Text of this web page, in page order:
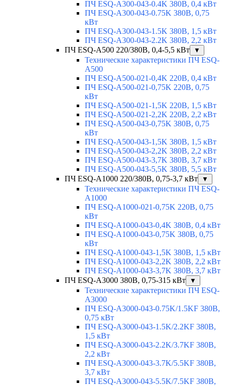
ПЧ ESQ-A300-043-0.4K 380В, 0,4 кВт
ПЧ ESQ-A300-043-0.75K 380В, 0,75
кВт
ПЧ ESQ-A300-043-1.5K 380В, 1,5 кВт
ПЧ ESQ-A300-043-2.2K 380В, 2,2 кВт
ПЧ ESQ-A500 220/380В, 0,4-5,5 кВт
▼
Технические характеристики ПЧ ESQ-
A500
ПЧ ESQ-A500-021-0,4K 220В, 0,4 кВт
ПЧ ESQ-A500-021-0,75K 220В, 0,75
кВт
ПЧ ESQ-A500-021-1,5K 220В, 1,5 кВт
ПЧ ESQ-A500-021-2,2K 220В, 2,2 кВт
ПЧ ESQ-A500-043-0,75K 380В, 0,75
кВт
ПЧ ESQ-A500-043-1,5K 380В, 1,5 кВт
ПЧ ESQ-A500-043-2,2K 380В, 2,2 кВт
ПЧ ESQ-A500-043-3,7K 380В, 3,7 кВт
ПЧ ESQ-A500-043-5,5K 380В, 5,5 кВт
ПЧ ESQ-A1000 220/380В, 0,75-3,7 кВт
▼
Технические характеристики ПЧ ESQ-
A1000
ПЧ ESQ-A1000-021-0,75K 220В, 0,75
кВт
ПЧ ESQ-A1000-043-0,4K 380В, 0,4 кВт
ПЧ ESQ-A1000-043-0,75K 380В, 0,75
кВт
ПЧ ESQ-A1000-043-1,5K 380В, 1,5 кВт
ПЧ ESQ-A1000-043-2,2K 380В, 2,2 кВт
ПЧ ESQ-A1000-043-3,7K 380В, 3,7 кВт
ПЧ ESQ-A3000 380В, 0,75-315 кВт
▼
Технические характеристики ПЧ ESQ-
A3000
ПЧ ESQ-A3000-043-0.75K/1.5KF 380В,
0,75 кВт
ПЧ ESQ-A3000-043-1.5K/2.2KF 380В,
1,5 кВт
ПЧ ESQ-A3000-043-2.2K/3.7KF 380В,
2,2 кВт
ПЧ ESQ-A3000-043-3.7K/5.5KF 380В,
3,7 кВт
ПЧ ESQ-A3000-043-5.5K/7.5KF 380В,